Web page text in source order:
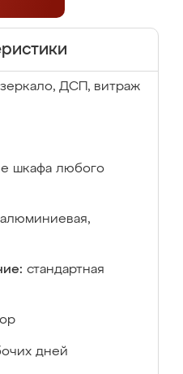
ДСП, витраж
шкафа любого
алюминиевая,
стандартная
дней